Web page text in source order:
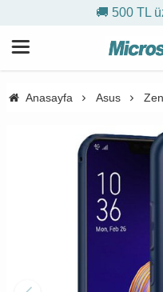
🚚 500 TL
Anasayfa Asus